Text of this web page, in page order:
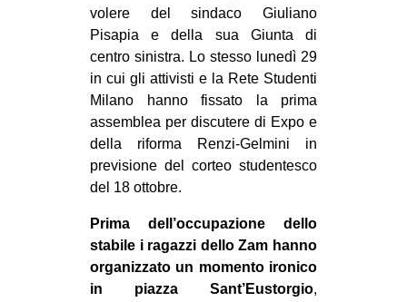
volere del sindaco Giuliano
Pisapia e della sua Giunta di
centro sinistra. Lo stesso lunedì 29
in cui gli attivisti e la Rete Studenti
Milano hanno fissato la prima
assemblea per discutere di Expo e
della riforma Renzi-Gelmini in
previsione del corteo studentesco
del 18 ottobre.
Prima dell’occupazione dello
stabile i ragazzi dello Zam hanno
organizzato un momento ironico
in piazza Sant’Eustorgio,